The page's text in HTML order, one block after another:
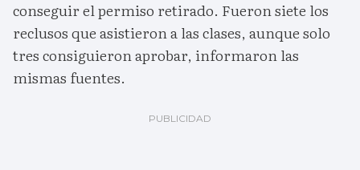
conseguir el permiso retirado. Fueron siete los
reclusos que asistieron a las clases, aunque solo
tres consiguieron aprobar, informaron las
mismas fuentes.